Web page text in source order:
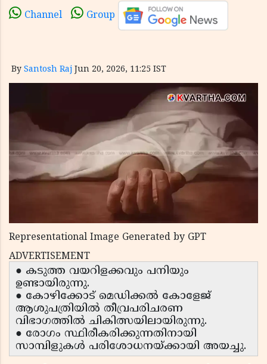
Channel Group
By Santosh Raj Jun 20, 2026, 11:25 IST
Representational Image Generated by GPT
ADVERTISEMENT
● കടുത്ത വയറിളക്കവും പനിയും
ഉണ്ടായിരുന്നു.
● കോഴിക്കോട് മെഡിക്കൽ കോളേജ്
ആശുപത്രിയിൽ തീവ്രപരിചരണ
വിഭാഗത്തിൽ ചികിത്സയിലായിരുന്നു.
● രോഗം സ്ഥിരീകരിക്കുന്നതിനായി
സാമ്പിളുകൾ പരിശോധനയ്ക്കായി അയച്ചു.